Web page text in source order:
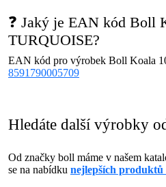
❓ Jaký je EAN kód Boll
TURQUOISE?
EAN kód pro výrobek Boll Koala
8591790005709
Hledáte další výrobky
Od značky boll máme v našem
se na nabídku nejlepších produktů